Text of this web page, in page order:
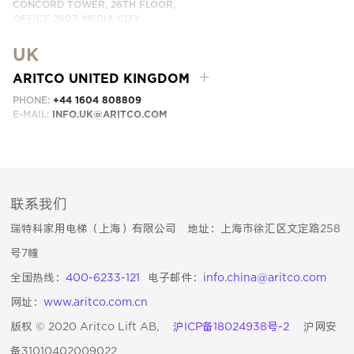
CONCORD TOWER, 26TH FLOOR,
OFFICE 2607, MEDIA CITY
EMAIL:
UK
ARITCO UNITED KINGDOM
PHONE: +44 1604 808809
E-MAIL: INFO.UK@ARITCO.COM
联系我们
瑞特科家用电梯（上海）有限公司 地址：上海市徐汇区文定路258
号7幢
全国热线：400-6233-121 电子邮件： info.china@aritco.com
网址：www.aritco.com.cn
版权 © 2020 Aritco Lift AB,沪ICP备18024938号-2 沪网安
备31010402009022